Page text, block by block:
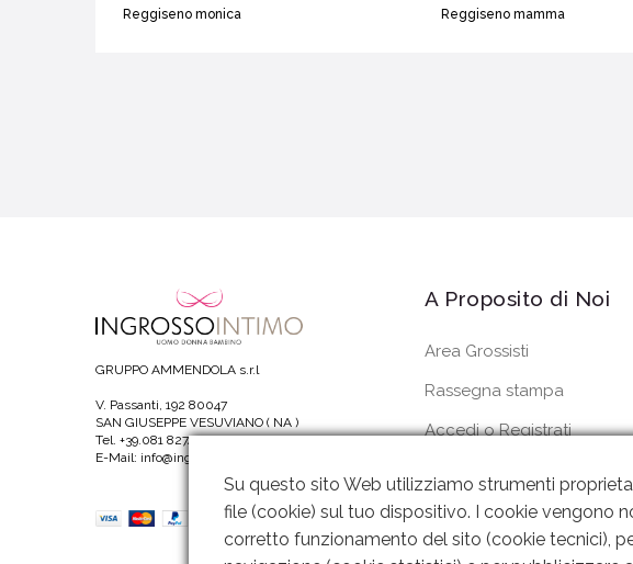
Reggiseno monica Reggiseno mamma
GRUPPO AMMENDOLA s.r.l
V. Passanti, 192 80047
SAN GIUSEPPE VESUVIANO ( NA )
Tel. +39.081 8274820
E-Mail: info@ingrossointimoitalia.it
A Proposito di Noi
Area Grossisti
Rassegna stampa
Accedi o Registrati
Su questo sito Web utilizziamo strumenti
file (cookie) sul tuo dispositivo. I cookie vengono
corretto funzionamento del sito (cookie tecnici),